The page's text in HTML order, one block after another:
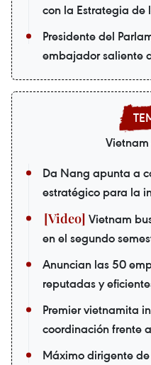
con la Estrategia de
Presidente del
embajador saliente
Da Nang apunta a
estratégico para la
Vietnam
en el segundo
Anuncian las 50
reputadas y
Premier vietnamita
coordinación frente
Máximo dirigente